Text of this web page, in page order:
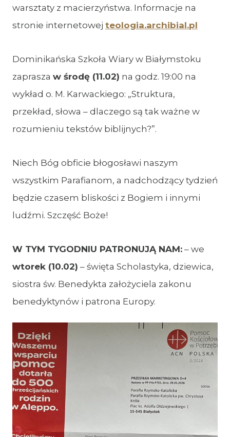
warsztaty z macierzyństwa. Informacje na
stronie internetowej teologia.archibial.pl
Dominikańska Szkoła Wiary w Białymstoku
zaprasza w środę (11.02) na godz. 19:00 na
wykład o. M. Karwackiego: „Struktura,
przekład, słowa – dlaczego są tak ważne w
rozumieniu tekstów biblijnych?”.
Niech Bóg obficie błogosławi naszym
wszystkim Parafianom, a nadchodzący tydzień
będzie czasem bliskości z Bogiem i innymi
ludźmi. Szczęść Boże!
W TYM TYGODNIU PATRONUJĄ NAM: – we
wtorek (10.02) – święta Scholastyka, dziewica,
siostra św. Benedykta założyciela zakonu
benedyktynów i patrona Europy.